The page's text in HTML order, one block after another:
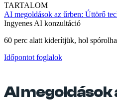
TARTALOM
AI megoldások az űrben: Úttörő
Ingyenes AI konzultáció
60 perc alatt kiderítjük, hol
Időpontot foglalok
AI